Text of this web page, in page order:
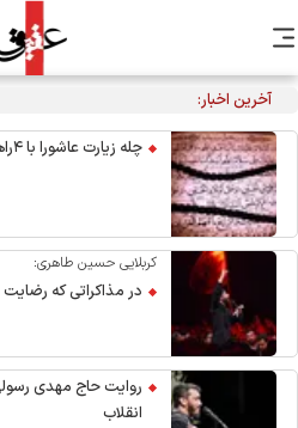
آخرین اخبار: تکذیب نقل قول منتسب به رهبر
چله زیارت عاشورا با ۴راهکارِ خاص
کربلایی حسین طاهری:
در مذاکراتی که رضایت
روایت حاج مهدی رسولی
انقلاب